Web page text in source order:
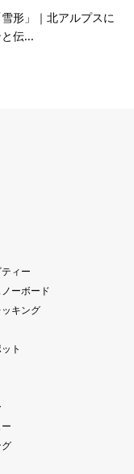
形」｜北アルプスに
伝...
ィー
ーボード
キング
ト